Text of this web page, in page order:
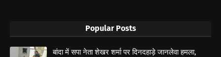
Popular Posts
बांदा में सपा नेता शेखर शर्मा पर दिनदहाड़े जानलेवा हमला,